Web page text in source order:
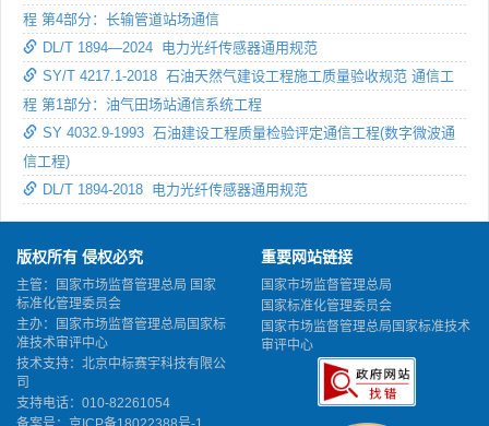
程 第4部分：长输管道站场通信
DL/T 1894—2024 电力光纤传感器通用规范
SY/T 4217.1-2018 石油天然气建设工程施工质量验收规范 通信工
程 第1部分：油气田场站通信系统工程
SY 4032.9-1993 石油建设工程质量检验评定通信工程(数字微波通
信工程)
DL/T 1894-2018 电力光纤传感器通用规范
版权所有 侵权必究
主管：国家市场监督管理总局 国家
标准化管理委员会
主办：国家市场监督管理总局国家标
准技术审评中心
技术支持：北京中标赛宇科技有限公
司
支持电话：010-82261054
重要网站链接
国家市场监督管理总局
国家标准化管理委员会
国家市场监督管理总局国家标准技术
审评中心